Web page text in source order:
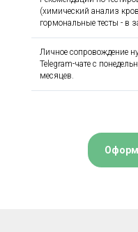
(химический анализ
гормональные тесты - в
Личное сопровождение
Telegram-чате с
месяцев.